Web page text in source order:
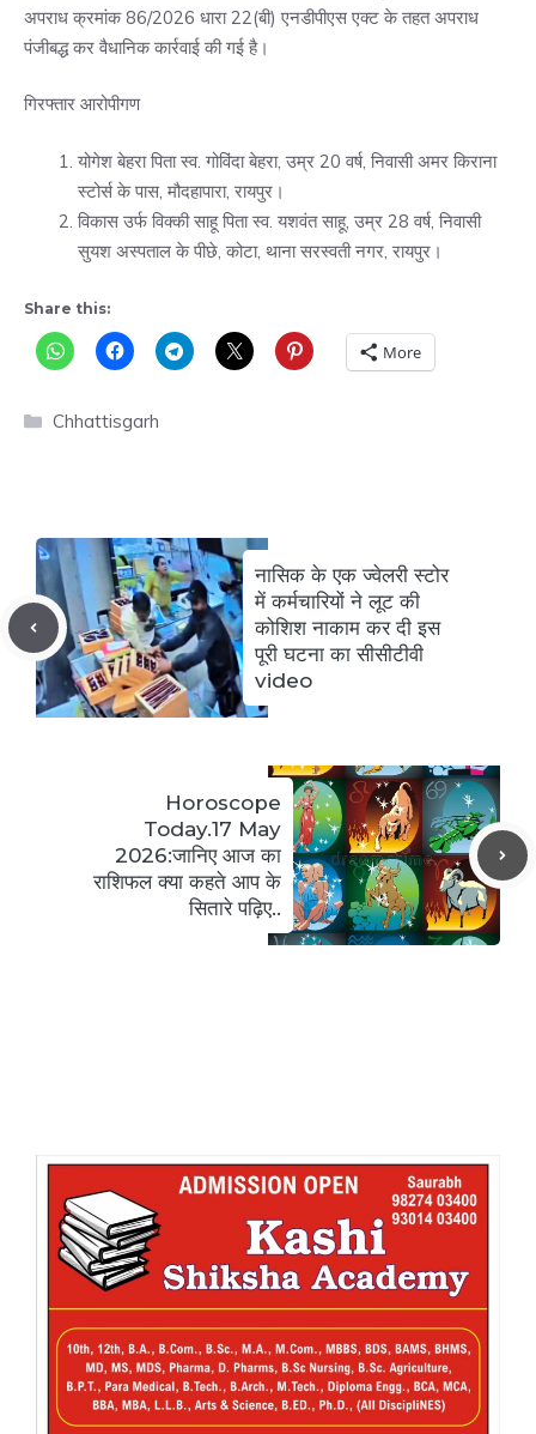
अपराध क्रमांक 86/2026 धारा 22(बी) एनडीपीएस एक्ट के तहत अपराध
पंजीबद्ध कर वैधानिक कार्रवाई की गई है।
गिरफ्तार आरोपीगण
योगेश बेहरा पिता स्व. गोविंदा बेहरा, उम्र 20 वर्ष, निवासी अमर किराना
स्टोर्स के पास, मौदहापारा, रायपुर।
विकास उर्फ विक्की साहू पिता स्व. यशवंत साहू, उम्र 28 वर्ष, निवासी
सुयश अस्पताल के पीछे, कोटा, थाना सरस्वती नगर, रायपुर।
Share this:
More
Categories
Chhattisgarh
नासिक के एक ज्वेलरी स्टोर
में कर्मचारियों ने लूट की
कोशिश नाकाम कर दी इस
पूरी घटना का सीसीटीवी
video
Horoscope
Today.17 May
2026:जानिए आज का
राशिफल क्या कहते आप के
सितारे पढ़िए..